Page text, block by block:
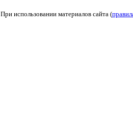
При использовании материалов сайта (